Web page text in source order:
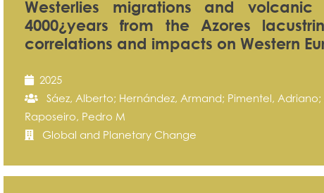
Westerlies migrations and
4000¿years from the Azores
correlations and impacts on Western
2025
Sáez, Alberto; Hernández, Armand; Pimentel,
Raposeiro, Pedro M
Global and Planetary Change